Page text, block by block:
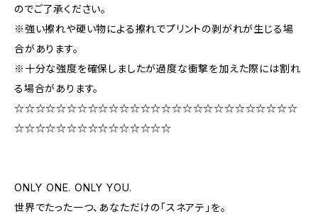
のでご了承ください。
※強い擦れや硬い物による擦れでプリントの剥がれが生じる場
合があります。
※十分な強度を確保しましたが過度な衝撃を加えた際には割れ
る場合があります。
☆☆☆☆☆☆☆☆☆☆☆☆☆☆☆☆☆☆☆☆☆☆☆☆☆☆☆
☆☆☆☆☆☆☆☆☆☆☆☆☆☆☆
ONLY ONE. ONLY YOU.
世界でたった一つ、あなただけの「スネアテ」を。